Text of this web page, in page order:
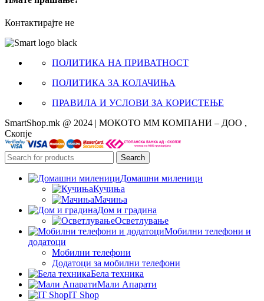
Контактирајте не
ПОЛИТИКА НА ПРИВАТНОСТ
ПОЛИТИКА ЗА КОЛАЧИЊА
ПРАВИЛА И УСЛОВИ ЗА КОРИСТЕЊЕ
SmartShop.mk @ 2024 | МОКОТО ММ КОМПАНИ – ДОО ,
Скопје
Search
Домашни миленици
Кучиња
Мачиња
Дом и градина
Осветлување
Мобилни телефони и
додатоци
Мобилни телефони
Додатоци за мобилни телефони
Бела техника
Мали Апарати
IT Shop